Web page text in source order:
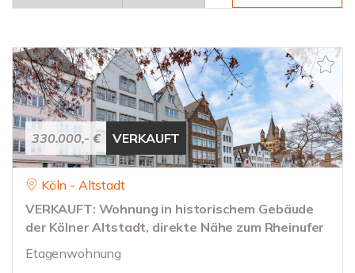
330.000,- € VERKAUFT
Köln - Altstadt
VERKAUFT: Wohnung in historischem Gebäude
der Kölner Altstadt, direkte Nähe zum Rheinufer
Etagenwohnung